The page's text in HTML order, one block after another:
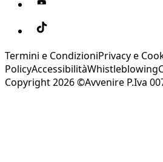
Termini e CondizioniPrivacy e
PolicyAccessibilitàWhistleblowing
Copyright 2026 ©Avvenire P.Iva